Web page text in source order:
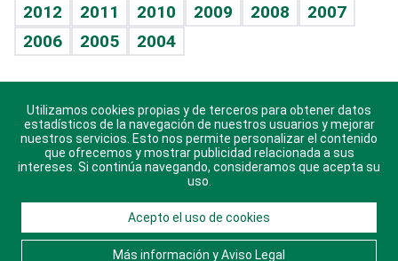
Celebrando la vida
Sin complejos
En pocas palabras
Escuchando al corazón
Economía Personal
2012
2011 2010 2009 2008
2007
2006
2005 2004
Descarga nuestras aplicaciones para Android, iOS y
sistema Huawei.
© 2021 Diario Libre, todos los derechos reservados.
Consulta elAviso Legal. Ponte en Contacto
Utilizamos cookies propias y de terceros para obtener datos
estadísticos de la navegación de nuestros usuarios y mejorar
nuestros servicios. Esto nos permite personalizar el contenido
que ofrecemos y mostrar publicidad relacionada a sus
intereses. Si continúa navegando, consideramos que acepta su
uso.
Acepto el uso de cookies
Más información y Aviso Legal